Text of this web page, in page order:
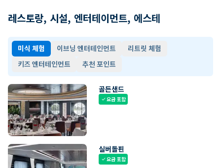
레스토랑, 시설, 엔터테이먼트, 에스테
미식 체험 이브닝 엔터테인먼트
리트릿 체험
키즈 엔터테인먼트
추천 포인트
골든샌드
check요금 포함
실버돌핀
check요금 포함